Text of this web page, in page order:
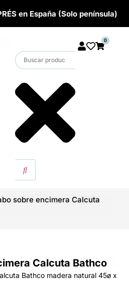
en España (Solo península)
0
sobre encimera Calcuta
Calcuta Bathco
Bathco madera natural 45ø x